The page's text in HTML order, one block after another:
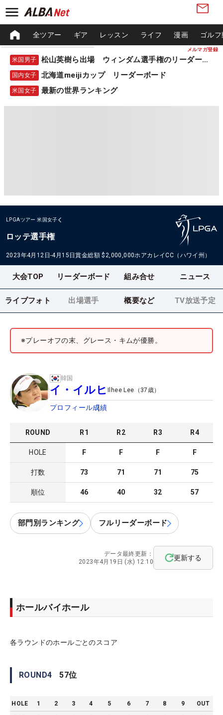
メルマガ登録
全ツアー ギア レッスン ライフ 漫画 ゴル
米国男子 松山英樹ら出場 ウィンダム選手権のリーダーボード
国内女子 北海道meijiカップ リーダーボード
米国女子 最新の世界ランキング
LPGAツアー 米国女子
ロッテ選手権
2023年4月12日-4月15日賞金総額 $2,000,000ホアカレイCC（ハワイ州）
大会TOP リーダーボード 組み合せ ニュース
ライブフォト 出場選手 概要など TV放送予定
※プレーオフの末、グレース・キムが優勝。
韓国
イ・イルヒ Ilhee Lee （ 37 歳）
プロフィール成績
ROUND R1 R2 R3 R4
HOLE F F F F
打数 73 71 71 75
順位 46 40 32 57
部門別ランキング フルリーダーボード
データ最終更新：
2023年4月19日 (水) 12:10
更新する
ホールバイホール
各ラウンドのホールごとのスコア
ROUND4 57位
HOLE 1 2 3 4 5 6 7 8 9 OUT